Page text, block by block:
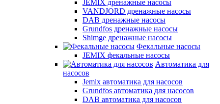
JEMIX дренажные насосы
VANDJORD дренажные насосы
DAB дренажные насосы
Grundfos дренажные насосы
Shimge дренажные насосы
Фекальные насосы
JEMIX фекальные насосы
Автоматика для
насосов
Jemix автоматика для насосов
Grundfos автоматика для насосов
DAB автоматика для насосов